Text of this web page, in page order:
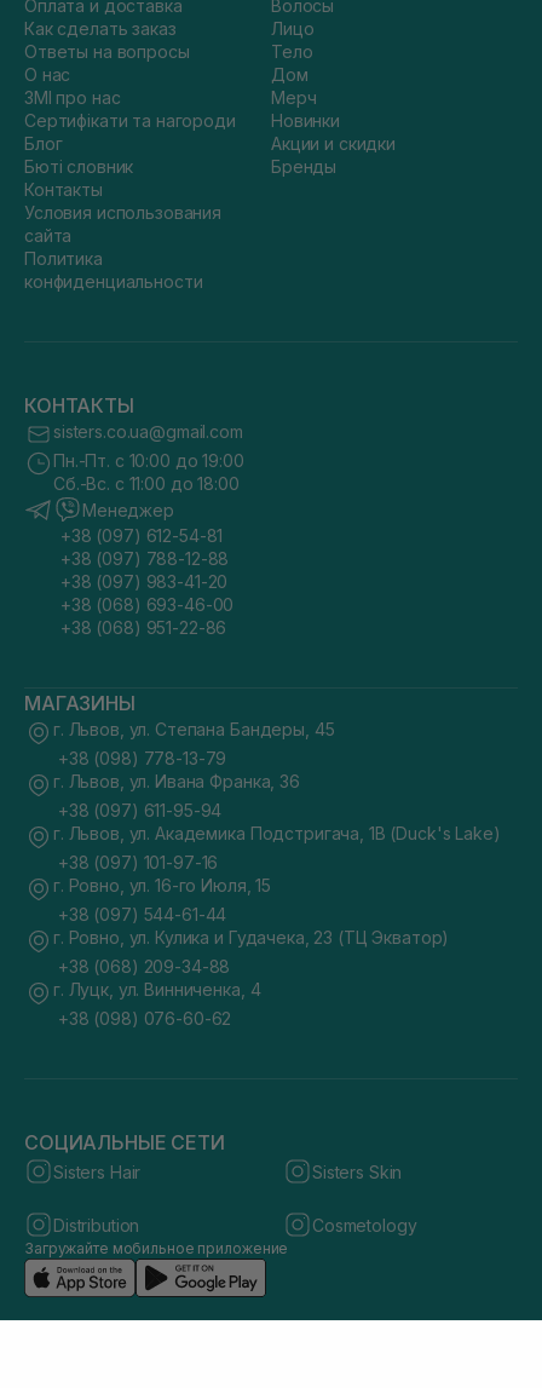
Оплата и доставка
Как сделать заказ
Ответы на вопросы
О нас
ЗМІ про нас
Сертифікати та нагороди
Блог
Бюті словник
Контакты
Условия использования
сайта
Политика
конфиденциальности
Волосы
Лицо
Тело
Дом
Мерч
Новинки
Акции и скидки
Бренды
КОНТАКТЫ
sisters.co.ua@gmail.com
Пн.-Пт. с 10:00 до 19:00
Сб.-Вс. с 11:00 до 18:00
Менеджер
+38 (097) 612-54-81
+38 (097) 788-12-88
+38 (097) 983-41-20
+38 (068) 693-46-00
+38 (068) 951-22-86
МАГАЗИНЫ
г. Львов, ул. Степана Бандеры, 45
+38 (098) 778-13-79
г. Львов, ул. Ивана Франка, 36
+38 (097) 611-95-94
г. Львов, ул. Академика Подстригача, 1В (Duck's Lake)
+38 (097) 101-97-16
г. Ровно, ул. 16-го Июля, 15
+38 (097) 544-61-44
г. Ровно, ул. Кулика и Гудачека, 23 (ТЦ Экватор)
+38 (068) 209-34-88
г. Луцк, ул. Винниченка, 4
+38 (098) 076-60-62
СОЦИАЛЬНЫЕ СЕТИ
Sisters Hair Sisters Skin
Distribution Cosmetology
Загружайте мобильное приложение